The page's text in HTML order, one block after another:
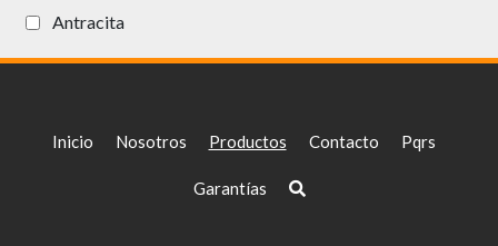
Antracita
Inicio Nosotros Productos Contacto Pqrs
Garantías